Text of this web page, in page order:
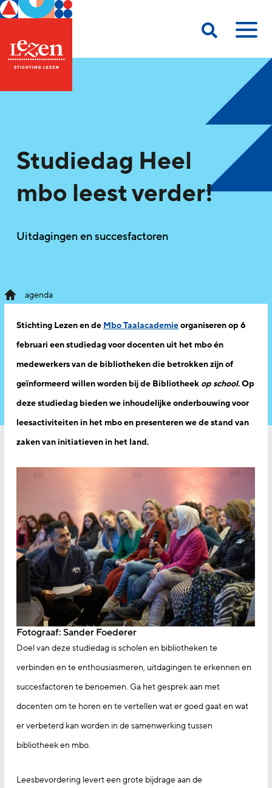
Studiedag Heel
mbo leest verder!
Uitdagingen en succesfactoren
agenda
Stichting Lezen en de Mbo Taalacademieorganiseren op 6
februari een studiedag voor docenten uit het mbo én
medewerkers van de bibliotheken die betrokken zijn of
geïnformeerd willen worden bij de Bibliotheek op school. Op
deze studiedag bieden we inhoudelijke onderbouwing voor
leesactiviteiten in het mbo en presenteren we de stand van
zaken van initiatieven in het land.
Fotograaf: Sander Foederer
Doel van deze studiedag is scholen en bibliotheken te
verbinden en te enthousiasmeren, uitdagingen te erkennen en
succesfactoren te benoemen. Ga het gesprek aan met
docenten om te horen en te vertellen wat er goed gaat en wat
er verbeterd kan worden in de samenwerking tussen
bibliotheek en mbo.
Leesbevordering levert een grote bijdrage aan de